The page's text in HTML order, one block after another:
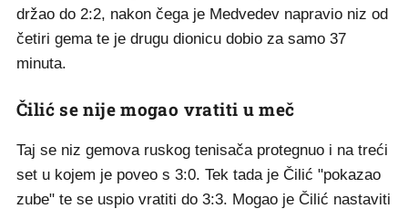
držao do 2:2, nakon čega je Medvedev napravio niz od
četiri gema te je drugu dionicu dobio za samo 37
minuta.
Čilić se nije mogao vratiti u meč
Taj se niz gemova ruskog tenisača protegnuo i na treći
set u kojem je poveo s 3:0. Tek tada je Čilić "pokazao
zube" te se uspio vratiti do 3:3. Mogao je Čilić nastaviti